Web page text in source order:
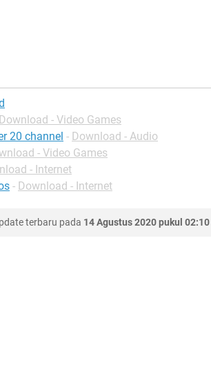
Download - Video Games
20 channel - Download - Audio
- Video Games
- Internet
- Download - Internet
terbaru pada 14 Agustus 2020 pukul 02:10